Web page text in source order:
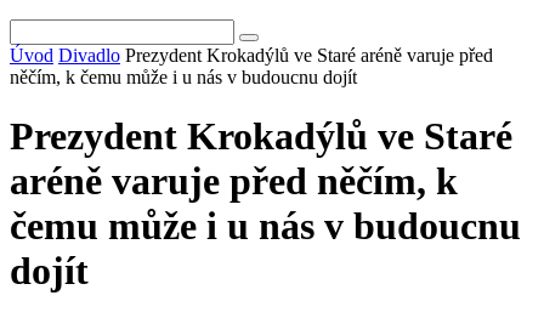
Úvod Divadlo Prezydent Krokadýlů ve Staré aréně varuje před
něčím, k čemu může i u nás v budoucnu dojít
Prezydent Krokadýlů ve Staré
aréně varuje před něčím, k
čemu může i u nás v budoucnu
dojít